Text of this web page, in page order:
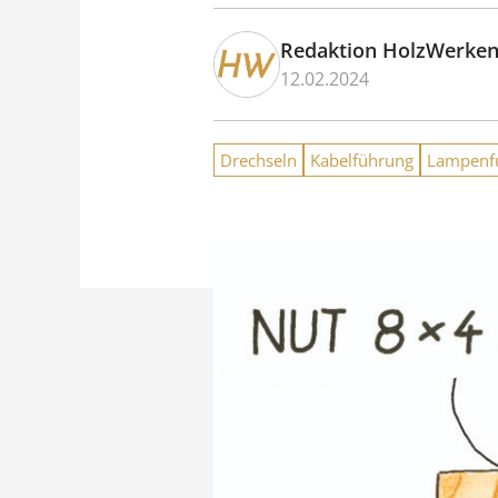
Redaktion HolzWerken
12.02.2024
Drechseln Kabelführung